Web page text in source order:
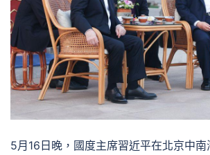
5月16日晚，國度主席習近平在北京中